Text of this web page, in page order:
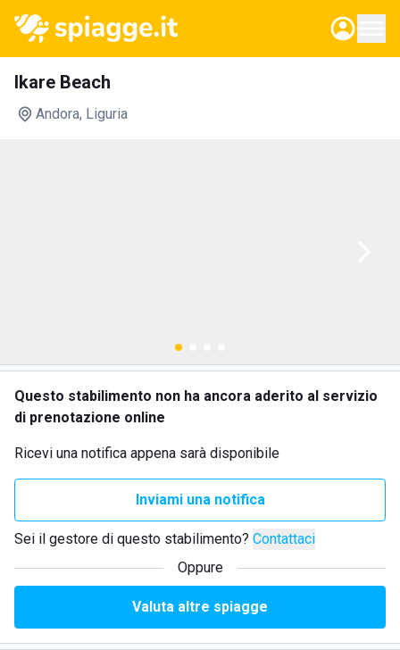
Ikare Beach
Andora, Liguria
Questo stabilimento non ha ancora aderito al servizio
di prenotazione online
Ricevi una notifica appena sarà disponibile
Inviami una notifica
Sei il gestore di questo stabilimento? Contattaci
Oppure
Valuta altre spiagge